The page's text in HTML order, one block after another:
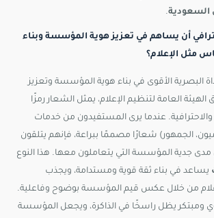
.
أن يساهم في تعزيز هوية المؤسسة وبناء
مثل الإعلام؟
البصرية الأقوى في بناء هوية المؤسسة وتعزيز
العامة لتنظيم الإعلام، يمثل الشعار رمزًا
والاحترافية. عندما يرى المستفيدون من خدمات
الجمهور) شعارًا مصممًا ببراعة، فإنهم يتلقون
جدية المؤسسة التي يتعاملون معها. هذا النوع
يساعد في بناء ثقة قوية ومستدامة، ويجذب
من خلال عكس قيم المؤسسة بوضوح وفاعلية.
ومبتكر يظل راسخًا في الذاكرة، ويجعل المؤسسة